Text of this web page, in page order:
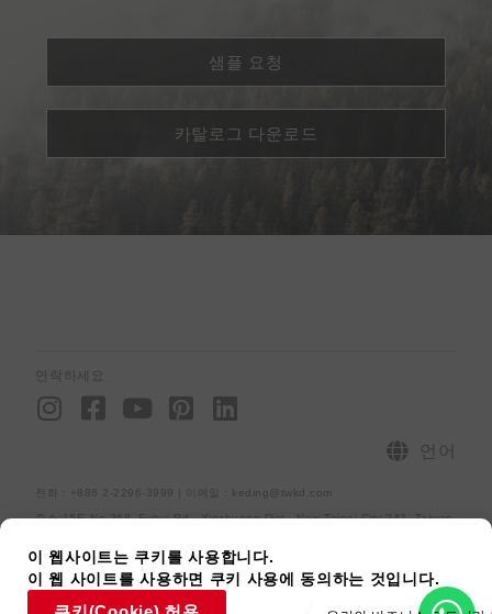
샘플 요청
카탈로그 다운로드
전화：+886 2-2296-3999 | 이메일 : keding@twkd.com
주소:15F.,No.268, Fuhui Rd., Xinzhuang Dist., New Taipei City 242, Taiwan
사이트맵개인정보처리방침[raiseup_copyright]
연락하세요
I
n
r
a
F
a
b
o
k
Y
o
u
e
P
i
e
e
s
L
i
e
i
n
언어
이 웹사이트는 쿠키를 사용합니다.
이 웹 사이트를 사용하면 쿠키 사용에 동의하는 것입니다.